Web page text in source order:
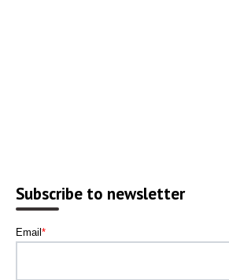
Subscribe to newsletter
Email *